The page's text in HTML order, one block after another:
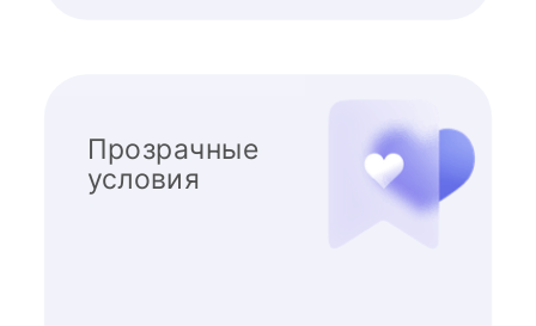
Прозрачные
условия